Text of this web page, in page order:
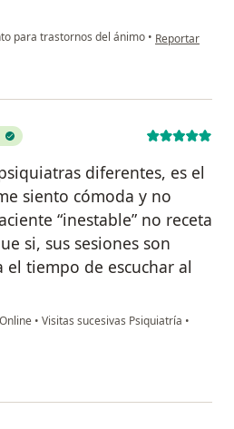
para trastornos del ánimo • en opinión del
Reportar
diferentes, es el
siento cómoda y no
“inestable” no receta
si, sus sesiones son
el tiempo de escuchar al
• Visitas sucesivas Psiquiatría •